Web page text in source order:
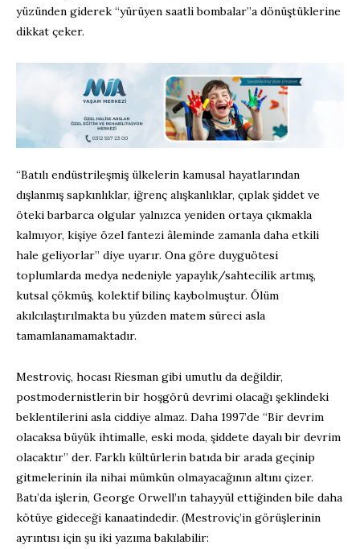
yüzünden giderek “yürüyen saatli bombalar”a dönüştüklerine
dikkat çeker.
“Batılı endüstrileşmiş ülkelerin kamusal hayatlarından
dışlanmış sapkınlıklar, iğrenç alışkanlıklar, çıplak şiddet ve
öteki barbarca olgular yalnızca yeniden ortaya çıkmakla
kalmıyor, kişiye özel fantezi âleminde zamanla daha etkili
hale geliyorlar” diye uyarır. Ona göre duyguötesi
toplumlarda medya nedeniyle yapaylık/sahtecilik artmış,
kutsal çökmüş, kolektif bilinç kaybolmuştur. Ölüm
akılcılaştırılmakta bu yüzden matem süreci asla
tamamlanamamaktadır.
Mestroviç, hocası Riesman gibi umutlu da değildir,
postmodernistlerin bir hoşgörü devrimi olacağı şeklindeki
beklentilerini asla ciddiye almaz. Daha 1997’de “Bir devrim
olacaksa büyük ihtimalle, eski moda, şiddete dayalı bir devrim
olacaktır” der. Farklı kültürlerin batıda bir arada geçinip
gitmelerinin ila nihai mümkün olmayacağının altını çizer.
Batı’da işlerin, George Orwell’ın tahayyül ettiğinden bile daha
kötüye gideceği kanaatindedir. (Mestroviç’in görüşlerinin
ayrıntısı için şu iki yazıma bakılabilir: